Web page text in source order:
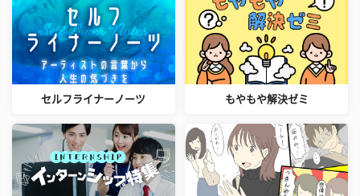
セルフライナーノーツ もやもや解決ゼミ